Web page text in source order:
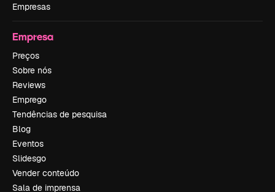
Empresas
Empresa
Preços
Sobre nós
Reviews
Emprego
Tendências de pesquisa
Blog
Eventos
Slidesgo
Vender conteúdo
Sala de imprensa